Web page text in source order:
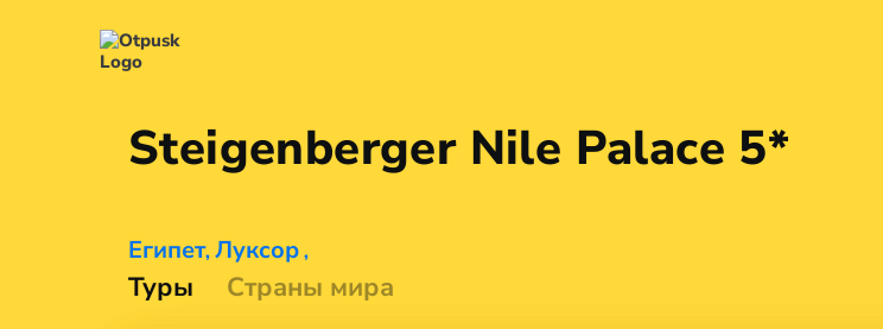
Steigenberger Nile Palace 5*
Египет, Луксор ,
Туры Страны мира